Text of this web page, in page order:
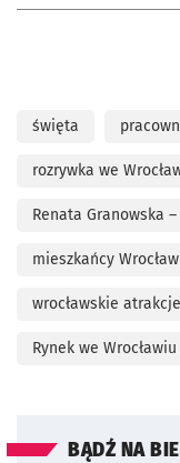
święta
rozrywka we
Renata Granowska
mieszkańcy
wrocławskie atrakcje
Rynek we Wrocławiu
BĄDŹ NA